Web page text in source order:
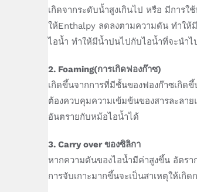
เกิดจากระดับน้ำสูงเกินไป หรือ มีการ
ให้Enthalpy ลดลงตามความดัน ทำให้
ไอน้ำ ทำให้มีน้ำปนไปกับไอน้ำที่จะนำไ
2. Foaming(การเกิดฟองก๊าซ)
เกิดขึ้นจากการที่มีชั้นของฟองก๊าซเกิด
ต้องควบคุมความเข้มข้นของสารละลา
อันตรายกับหม้อไอน้ำได้
3. Carry over ของซิลิกา
หากความดันของไอน้ำมีค่าสูงขึ้น อัตร
การจับเกาะมากขึ้นจะเป็นสาเหตุให้เกิ